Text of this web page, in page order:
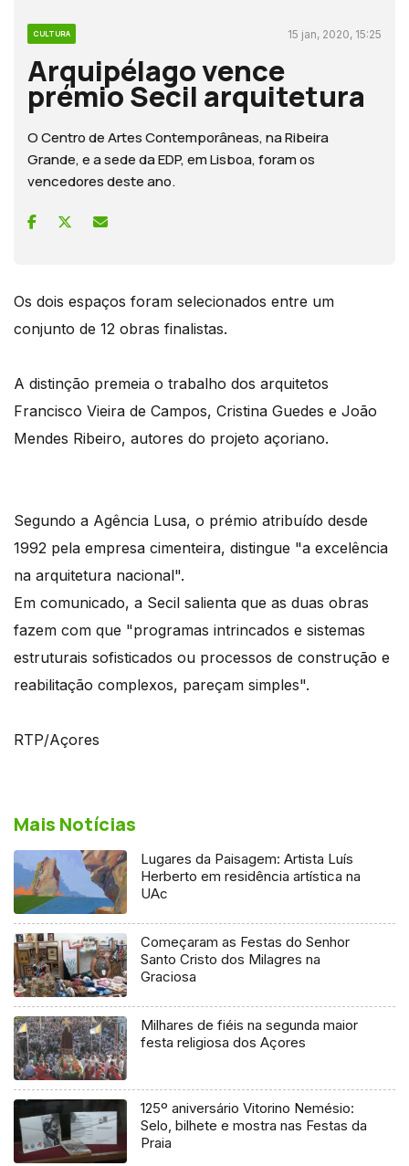
CULTURA 15 jan, 2020, 15:25
Arquipélago vence
prémio Secil arquitetura
O Centro de Artes Contemporâneas, na Ribeira
Grande, e a sede da EDP, em Lisboa, foram os
vencedores deste ano.
Os dois espaços foram selecionados entre um
conjunto de 12 obras finalistas.
A distinção premeia o trabalho dos arquitetos
Francisco Vieira de Campos, Cristina Guedes e João
Mendes Ribeiro, autores do projeto açoriano.
Segundo a Agência Lusa, o prémio atribuído desde
1992 pela empresa cimenteira, distingue "a excelência
na arquitetura nacional".
Em comunicado, a Secil salienta que as duas obras
fazem com que "programas intrincados e sistemas
estruturais sofisticados ou processos de construção e
reabilitação complexos, pareçam simples".
RTP/Açores
Mais Notícias
Lugares da Paisagem: Artista Luís
Herberto em residência artística na
UAc
Começaram as Festas do Senhor
Santo Cristo dos Milagres na
Graciosa
Milhares de fiéis na segunda maior
festa religiosa dos Açores
125º aniversário Vitorino Nemésio:
Selo, bilhete e mostra nas Festas da
Praia